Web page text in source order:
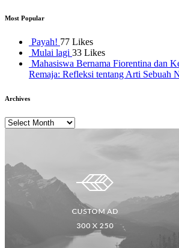
Most Popular
Payah! 77 Likes
Mulai lagi 33 Likes
Mahasiswa Bernama Fiorentina dan
Remaja: Refleksi tentang Arti Sebuah
Archives
Archives